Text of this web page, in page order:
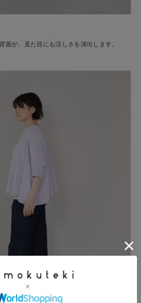
面が、見た目にも涼しさを演出します。